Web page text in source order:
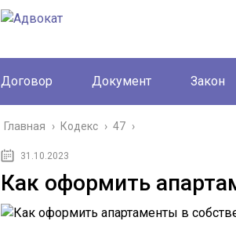
Договор Документ Закон
Главная › Кодекс › 47 ›
31.10.2023
Как оформить